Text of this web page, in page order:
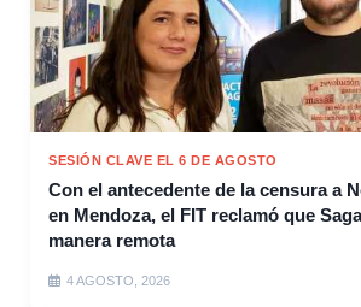
SESIÓN CLAVE EL 6 DE AGOSTO
Con el antecedente de la censura a
en Mendoza, el FIT reclamó que
manera remota
4 AGOSTO, 2026